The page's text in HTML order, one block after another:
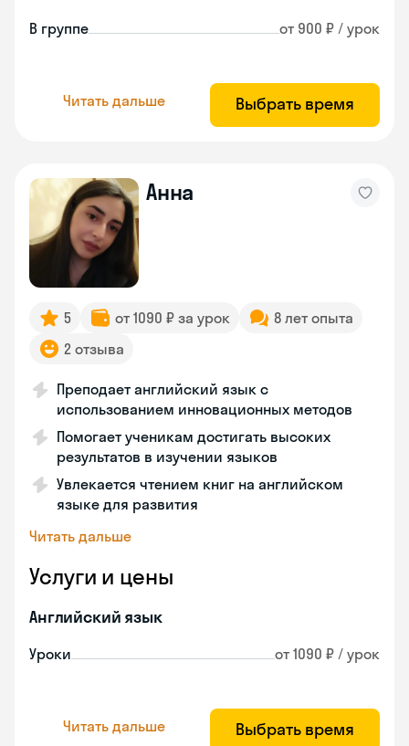
В группе от 900 ₽ / урок
Читать дальше Выбрать время
Анна
5 от 1090 ₽ за урок
8 лет опыта
2 отзыва
Преподает английский язык с
использованием инновационных методов
Помогает ученикам достигать высоких
результатов в изучении языков
Увлекается чтением книг на английском
языке для развития
Читать дальше
Услуги и цены
Английский язык
Уроки от 1090 ₽ / урок
Читать дальше Выбрать время